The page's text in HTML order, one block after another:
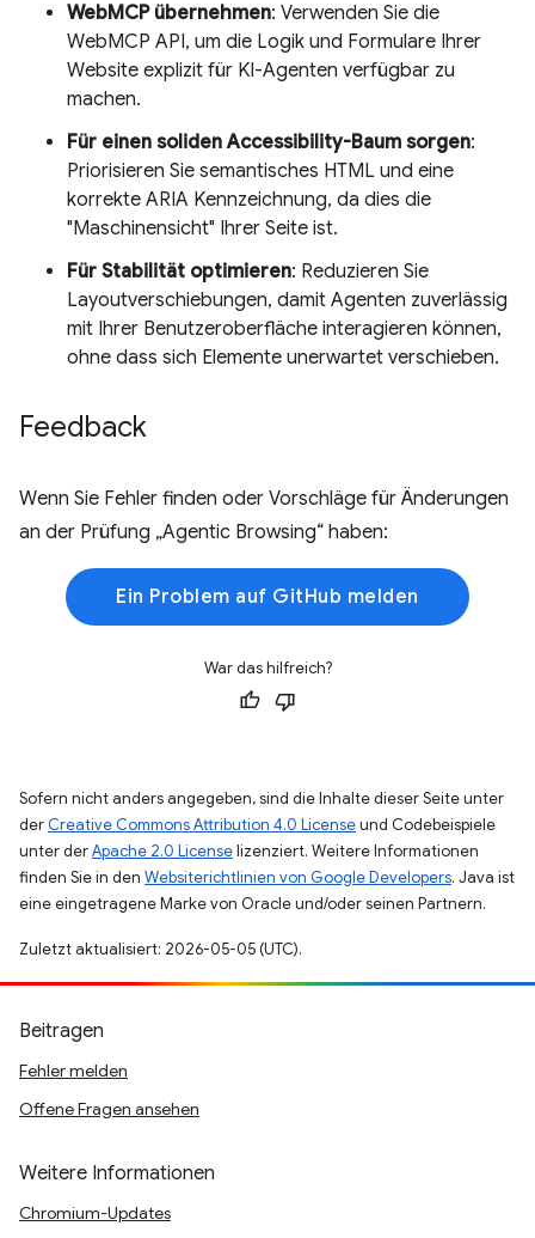
WebMCP übernehmen: Verwenden Sie die
WebMCP API, um die Logik und Formulare Ihrer
Website explizit für KI-Agenten verfügbar zu
machen.
Für einen soliden Accessibility-Baum sorgen:
Priorisieren Sie semantisches HTML und eine
korrekte ARIA Kennzeichnung, da dies die
"Maschinensicht" Ihrer Seite ist.
Für Stabilität optimieren: Reduzieren Sie
Layoutverschiebungen, damit Agenten zuverlässig
mit Ihrer Benutzeroberfläche interagieren können,
ohne dass sich Elemente unerwartet verschieben.
Feedback
Wenn Sie Fehler finden oder Vorschläge für Änderungen
an der Prüfung „Agentic Browsing“ haben:
Ein Problem auf GitHub melden
War das hilfreich?
Sofern nicht anders angegeben, sind die Inhalte dieser Seite unter
der Creative Commons Attribution 4.0 Licenseund Codebeispiele
unter derApache 2.0 Licenselizenziert. Weitere Informationen
finden Sie in den Websiterichtlinien von Google Developers. Java ist
eine eingetragene Marke von Oracle und/oder seinen Partnern.
Zuletzt aktualisiert: 2026-05-05 (UTC).
Beitragen
Fehler melden
Offene Fragen ansehen
Weitere Informationen
Chromium-Updates